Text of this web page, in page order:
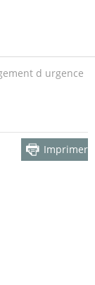
d urgence
Imprimer